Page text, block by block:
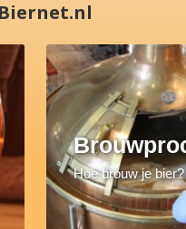
Hoe brouw je bier?